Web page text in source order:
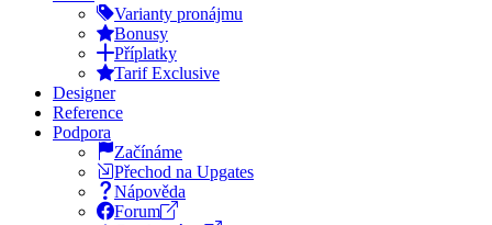
Varianty pronájmu
Bonusy
Příplatky
Tarif Exclusive
Designer
Reference
Podpora
Začínáme
Přechod na Upgates
Nápověda
Forum